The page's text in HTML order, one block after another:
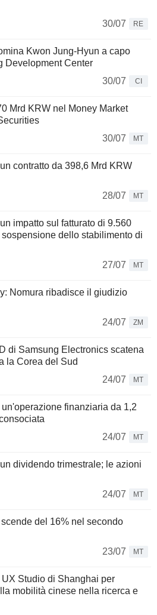
30/07
RE
Kwon Jung-Hyun a capo
Development Center
30/07
CI
Mrd KRW nel Money Market
30/07
MT
contratto da 398,6 Mrd KRW
28/07
MT
impatto sul fatturato di 9.560
dello stabilimento di
27/07
MT
Nomura ribadisce il giudizio
24/07
ZM
di Samsung Electronics scatena
la Corea del Sud
24/07
MT
finanziaria da 1,2
24/07
MT
dividendo trimestrale; le azioni
24/07
MT
del 16% nel secondo
23/07
MT
Studio di Shanghai per
mobilità cinese nella ricerca e